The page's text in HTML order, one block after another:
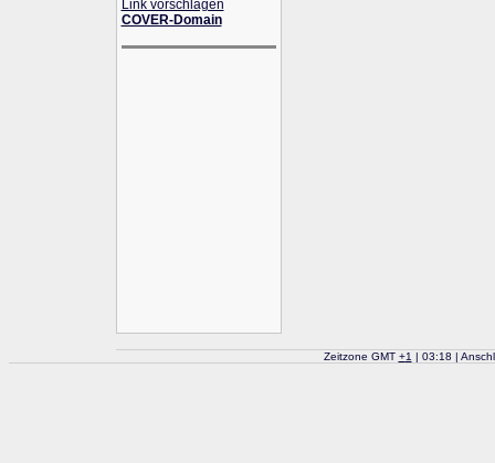
Link vorschlagen
COVER-Domain
Zeitzone GMT +1 | 03:18 |